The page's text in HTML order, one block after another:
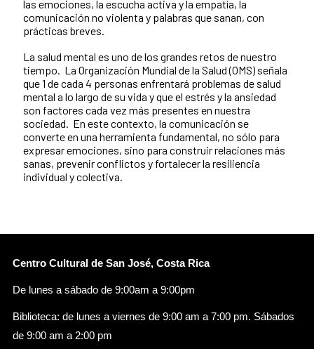
las emociones, la escucha activa y la empatía, la
comunicación no violenta y palabras que sanan, con
prácticas breves.
La salud mental es uno de los grandes retos de nuestro
tiempo. La Organización Mundial de la Salud (OMS) señala
que 1 de cada 4 personas enfrentará problemas de salud
mental a lo largo de su vida y que el estrés y la ansiedad
son factores cada vez más presentes en nuestra
sociedad. En este contexto, la comunicación se
converte en una herramienta fundamental, no sólo para
expresar emociones, sino para construir relaciones más
sanas, prevenir conflictos y fortalecer la resiliencia
individual y colectiva.
Centro Cultural de San José, Costa Rica
De lunes a sábado de 9:00am a 9:00pm
Biblioteca: de lunes a viernes de 9:00 am a 7:00 pm. Sábados
de 9:00 am a 2:00 pm